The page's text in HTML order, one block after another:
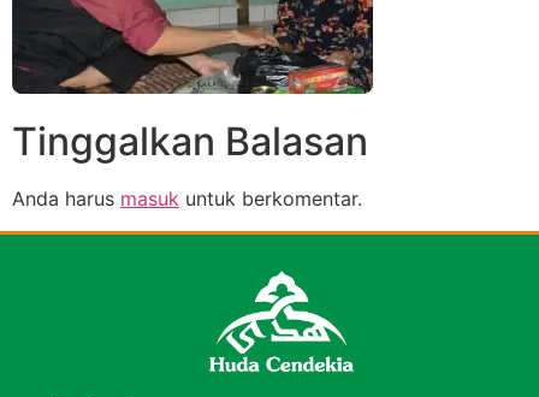
Tinggalkan Balasan
Anda harus masuk untuk berkomentar.